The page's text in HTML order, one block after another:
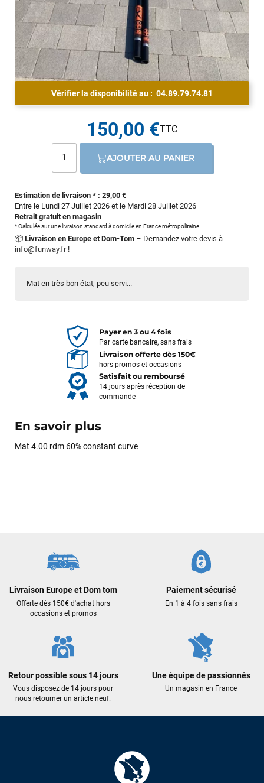
Mat en très bon état, peu servi...
Vérifier la disponibilité au : 04.89.79.74.81
Estimation de livraison * : 29,00 €
Entre le Lundi 27 Juillet 2026 et le Mardi 28 Juillet 2026
Retrait gratuit en magasin
* Calculée sur une livraison standard à domicile en France métropolitaine
📦 Livraison en Europe et Dom-Tom – Demandez votre devis à
info@funway.fr!
150,00 €
AJOUTER AU PANIER
Payer en 3 ou 4 fois
Par carte bancaire, sans frais
Livraison offerte dès 150€
hors promos et occasions
Satisfait ou remboursé
14 jours après réception de
commande
En savoir plus
Mat 4.00 rdm 60% constant curve
Livraison Europe et Dom tom
Offerte dès 150€ d'achat hors
occasions et promos
Paiement sécurisé
En 1 à 4 fois sans frais
Retour possible sous 14 jours
Vous disposez de 14 jours pour
nous retourner un article neuf.
Une équipe de passionnés
Un magasin en France
Des conseils (par téléphone), du matos d'occasion de bonne
qualité : c'est toujours un plaisir!
Sébastien BACHELIER
il y a 2 semaines
Cela faisait 6 mois que je galérais à remplacer ma board eux
m'ont trouvé une pépite à laquelle je n'aurais jamais pensé !
Excellent conseil excellent prix et en plus super sympas. Merci
encore pour cette severne dyno !
Maronui RICHMOND
il y a 2 mois
VOIR TOUS LES AVIS